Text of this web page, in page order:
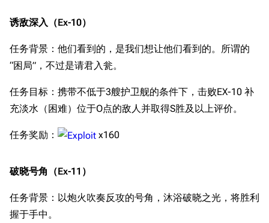
诱敌深入（Ex-10）
任务背景：他们看到的，是我们想让他们看到的。所谓的
“困局”，不过是请君入瓮。
任务目标：携带不低于3艘护卫舰的条件下，击败EX-10 补
充淡水（困难）位于O点的敌人并取得S胜及以上评价。
任务奖励： x160
破晓号角（Ex-11）
任务背景：以炮火吹奏反攻的号角，沐浴破晓之光，将胜利
握于手中。